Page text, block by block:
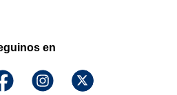
en